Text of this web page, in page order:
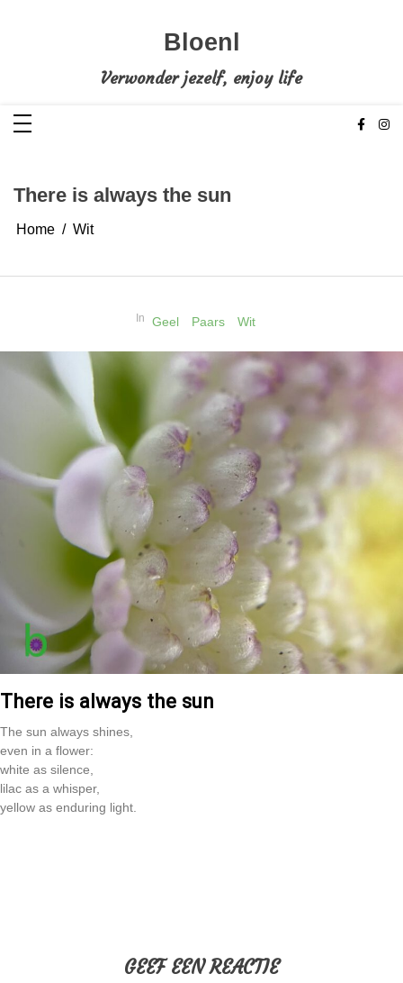
Bloenl
Verwonder jezelf, enjoy life
There is always the sun
Home Wit
In Geel Paars Wit
There is always the sun
The sun always shines,
even in a flower:
white as silence,
lilac as a whisper,
yellow as enduring light.
GEEF EEN REACTIE